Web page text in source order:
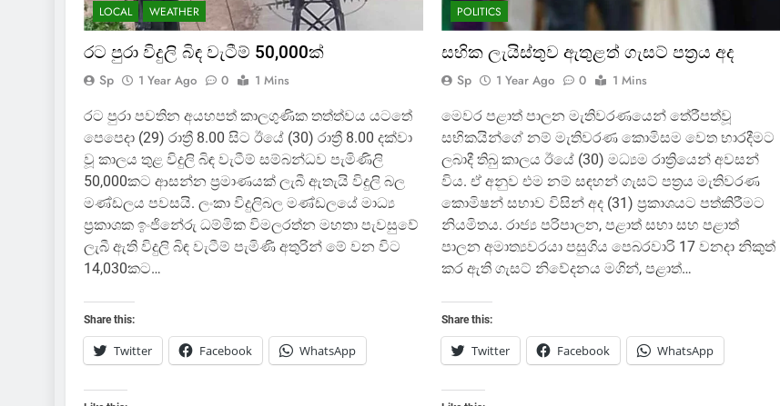
LOCAL
WEATHER
රට පුරා විදුලි බිඳ වැටීම් 50,000ක්
Sp 1 Year Ago 0 1 Mins
රට පුරා පවතින අයහපත් කාලගුණික තත්ත්වය යටතේ
පෙපෙදා (29) රාත්‍රී 8.00 සිට ඊයේ (30) රාත්‍රී 8.00 දක්වා
වූ කාලය තුළ විදුලි බිඳ වැටීම් සම්බන්ධව පැමිණිලි
50,000කට ආසන්න ප්‍රමාණයක් ලැබී ඇතැයි විදුලි බල
මණ්ඩලය පවසයි. ලංකා විදුලිබල මණ්ඩලයේ මාධ්‍ය
ප්‍රකාශක ඉංජිනේරු ධම්මික විමලරත්න මහතා පැවසුවේ
ලැබී ඇති විදුලි බිඳ වැටීම් පැමිණි අතුරින් මේ වන විට
14,030කට…
Share this:
Twitter Facebook WhatsApp
POLITICS
සභික ලැයිස්තුව ඇතුළත් ගැසට් පත්‍රය අද
Sp 1 Year Ago 0 1 Mins
මෙවර පළාත් පාලන මැතිවරණයෙන් තේරීපත්වූ
සභිකයින්ගේ නම් මැතිවරණ කොමිසම වෙත භාරදීමට
ලබාදී තිබු කාලය ඊයේ (30) මධ්‍යම රාත්‍රියෙන් අවසන්
විය. ඒ අනුව එම නම් සඳහන් ගැසට් පත්‍රය මැතිවරණ
කොමිෂන් සභාව විසින් අද (31) ප්‍රකාශයට පත්කිරීමට
නියමිතය. රාජ්‍ය පරිපාලන, පළාත් සභා සහ පළාත්
පාලන අමාත්‍යවරයා පසුගිය පෙබරවාරි 17 වනදා නිකුත්
කර ඇති ගැසට් නිවේදනය මගින්, පළාත්…
Share this:
Twitter Facebook WhatsApp